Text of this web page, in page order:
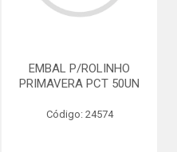
EMBAL P/ROLINHO
PRIMAVERA PCT 50UN
Código: 24574